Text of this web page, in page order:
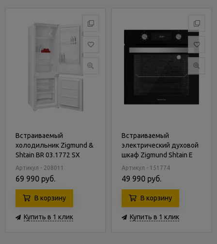
Встраиваемый
холодильник Zigmund &
Shtain BR 03.1772 SX
Артикул - 208011
69 990 руб.
В корзину
Купить в 1 клик
Встраиваемый
электрический духовой
шкаф Zigmund Shtain E
149 B
Артикул - 151774
49 990 руб.
В корзину
Купить в 1 клик